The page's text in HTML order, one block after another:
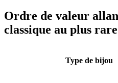
Ordre de valeur
classique au plus
Type de bijou